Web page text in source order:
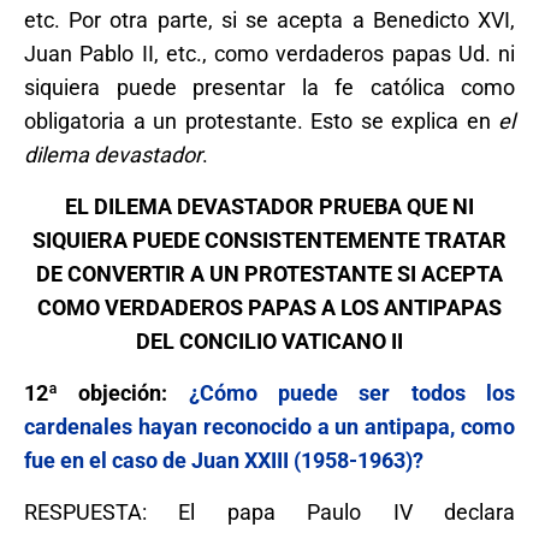
etc. Por otra parte, si se acepta a Benedicto XVI,
Juan Pablo II, etc., como verdaderos papas Ud. ni
siquiera puede presentar la fe católica como
obligatoria a un protestante. Esto se explica en el
dilema devastador.
EL DILEMA DEVASTADOR PRUEBA QUE NI
SIQUIERA PUEDE CONSISTENTEMENTE TRATAR
DE CONVERTIR A UN PROTESTANTE SI ACEPTA
COMO VERDADEROS PAPAS A LOS ANTIPAPAS
DEL CONCILIO VATICANO II
12ª objeción: ¿Cómo puede ser todos los
cardenales hayan reconocido a un antipapa, como
fue en el caso de Juan XXIII (1958-1963)?
RESPUESTA: El papa Paulo IV declara